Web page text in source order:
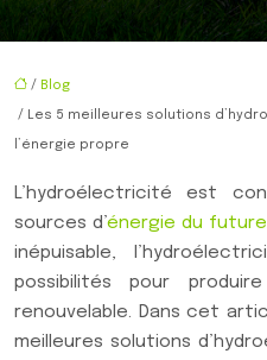
/ Blog
/ Les 5 meilleures solutions
l’énergie propre
L’hydroélectricité est
sources d’énergie du future
inépuisable,
possibilités pour
renouvelable. Dans cet
meilleures solutions